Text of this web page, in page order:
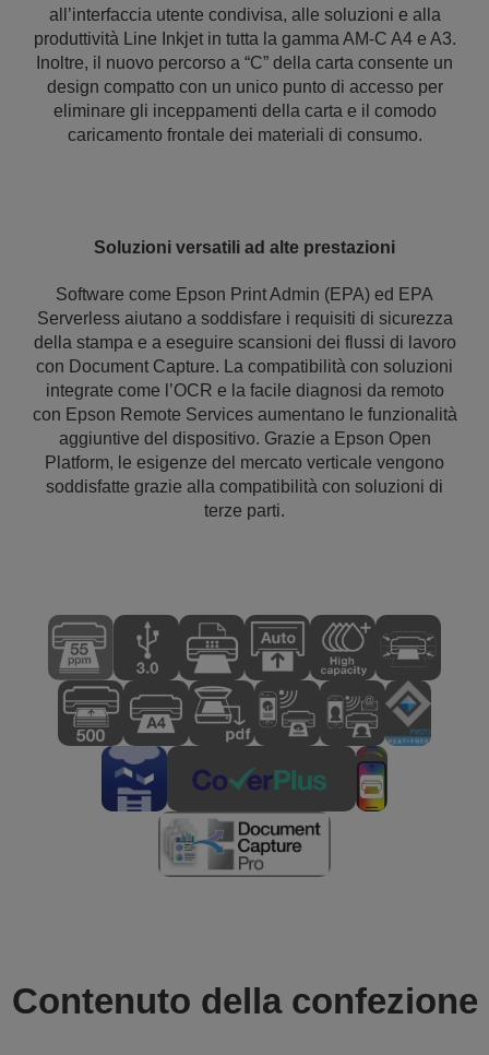
all’interfaccia utente condivisa, alle soluzioni e alla
produttività Line Inkjet in tutta la gamma AM-C A4 e A3.
Inoltre, il nuovo percorso a “C” della carta consente un
design compatto con un unico punto di accesso per
eliminare gli inceppamenti della carta e il comodo
caricamento frontale dei materiali di consumo.
Soluzioni versatili ad alte prestazioni
Software come Epson Print Admin (EPA) ed EPA
Serverless aiutano a soddisfare i requisiti di sicurezza
della stampa e a eseguire scansioni dei flussi di lavoro
con Document Capture. La compatibilità con soluzioni
integrate come l’OCR e la facile diagnosi da remoto
con Epson Remote Services aumentano le funzionalità
aggiuntive del dispositivo. Grazie a Epson Open
Platform, le esigenze del mercato verticale vengono
soddisfatte grazie alla compatibilità con soluzioni di
terze parti.
Contenuto della confezione